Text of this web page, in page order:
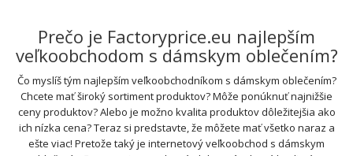
Prečo je Factoryprice.eu najlepším
veľkoobchodom s dámskym oblečením?
Čo myslíš tým najlepším veľkoobchodníkom s dámskym oblečením?
Chcete mať široký sortiment produktov? Môže ponúknuť najnižšie
ceny produktov? Alebo je možno kvalita produktov dôležitejšia ako
ich nízka cena? Teraz si predstavte, že môžete mať všetko naraz a
ešte viac! Pretože taký je internetový veľkoobchod s dámskym